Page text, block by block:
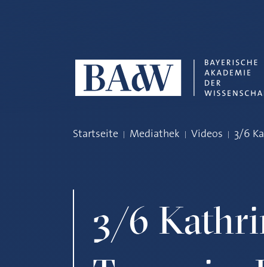
Startseite Mediathek Videos 3/6
3/6